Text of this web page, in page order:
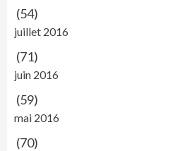
(54)
juillet 2016
(71)
juin 2016
(59)
mai 2016
(70)